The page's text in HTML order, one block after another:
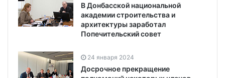
В Донбасской национальной
академии строительства и
архитектуры заработал
Попечительский совет
24 января 2024
Досрочное прекращение